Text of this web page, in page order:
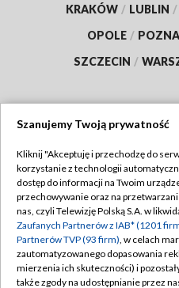
KRAKÓW / LUBLIN /
OPOLE /
SZCZECIN /
Abonament TVP
Emisja w TVP
Centrum informacji TVP
Naziemna Telewizja
Polityka
Szanujemy Twoją prywatność
Kliknij "Akceptuję i przechodzę do
korzystanie z technologii
dostęp do informacji na Twoim
przechowywanie oraz na
nas, czyli Telewizję Polską S.A. w
Zaufanych Partnerów z IAB* (1201
Partnerów TVP (93 firm), w celach
zautomatyzowanego dopasowania
mierzenia ich skuteczności) i
także zgody na udostępnianie przez